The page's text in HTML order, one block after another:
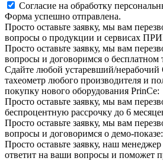
Согласие на обработку
Форма успешно отправлена.
Просто оставьте заявку, мы вам
вопросы о продукции и сервисах
Просто оставьте заявку, мы вам
вопросы и договоримся о бесплатном
Сдайте любой устаревший/
тахеометр любого производителя и
покупку нового оборудования PrinCe:
Просто оставьте заявку, мы вам
беспроцентную рассрочку до 6
Просто оставьте заявку, мы вам
вопросы и договоримся о демо-показе:
Просто оставьте заявку, наш
ответит на ваши вопросы и поможет